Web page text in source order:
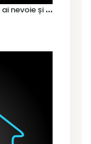
C
urent trifazic în Timișoara – când ai nevoie și cum îl alegi